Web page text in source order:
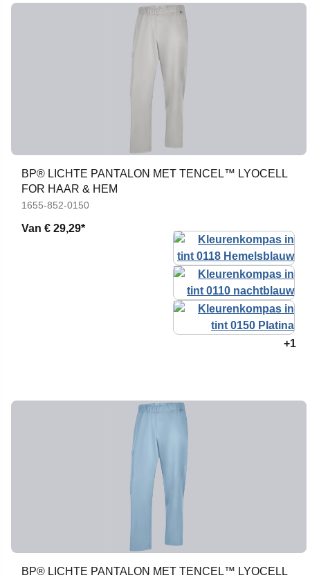
BP® LICHTE PANTALON MET TENCEL™ LYOCELL
FOR HAAR & HEM
1655-852-0150
Van € 29,29*
+1
BP® LICHTE PANTALON MET TENCEL™ LYOCELL